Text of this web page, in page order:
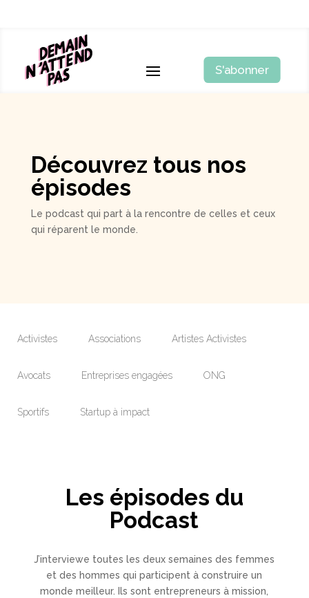
S'abonner
Découvrez tous nos
épisodes
Le podcast qui part à la rencontre de celles et ceux
qui réparent le monde.
Activistes Associations Artistes Activistes
Avocats Entreprises engagées ONG
Sportifs Startup à impact
Les épisodes du
Podcast
J’interviewe toutes les deux semaines des femmes
et des hommes qui participent à construire un
monde meilleur. Ils sont entrepreneurs à mission,